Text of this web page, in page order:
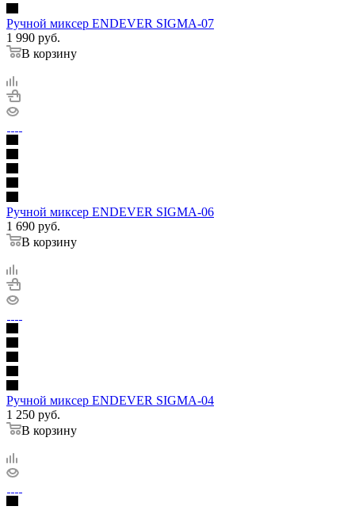
Ручной миксер ENDEVER SIGMA-07
1 990 руб.
В корзину
Ручной миксер ENDEVER SIGMA-06
1 690 руб.
В корзину
Ручной миксер ENDEVER SIGMA-04
1 250 руб.
В корзину